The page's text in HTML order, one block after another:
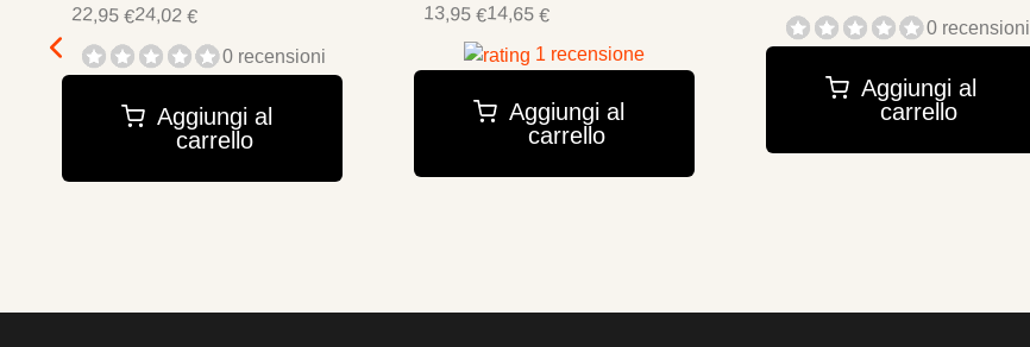
22,95 €24,02 €
0 recensioni
Aggiungi al
carrello
13,95 €14,65 €
1 recensione
Aggiungi al
carrello
0 recensioni
Aggiungi al
carrello